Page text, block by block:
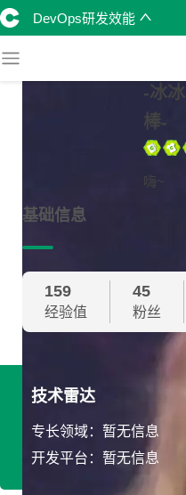
DevOps研发效能
-冰冰
棒-
嗨~
基础信息
159
经验值
45
粉丝
技术雷达
专长领域：暂无信息
开发平台：暂无信息